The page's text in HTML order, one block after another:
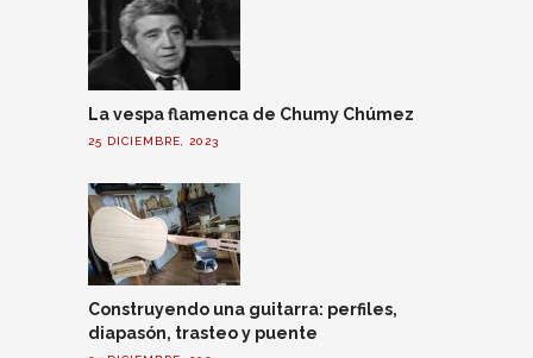
La vespa flamenca de Chumy Chúmez
25 DICIEMBRE, 2023
Construyendo una guitarra: perfiles,
diapasón, trasteo y puente